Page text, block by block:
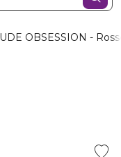
OBSESSION -